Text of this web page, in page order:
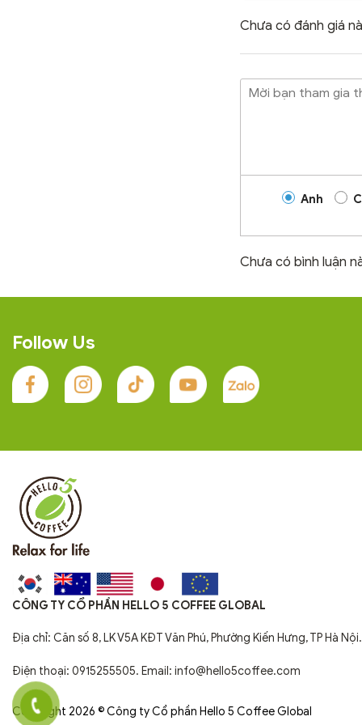
Chưa có đánh giá
Anh
Chưa có bình luận
Follow Us
CÔNG TY CỔ PHẦN HELLO 5 COFFEE GLOBAL
Địa chỉ: Căn số 8, LK V5A KĐT Văn Phú, Phường Kiến Hưng, TP Hà Nội.
Điện thoại: 0915255505. Email: info@hello5coffee.com
Copyright 2026 © Công ty Cổ phần Hello 5 Coffee Global